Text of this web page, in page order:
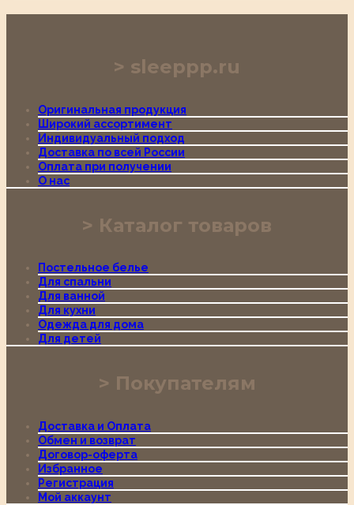
sleeppp.ru
Оригинальная продукция
Широкий ассортимент
Индивидуальный подход
Доставка по всей России
Оплата при получении
О нас
Каталог товаров
Постельное белье
Для спальни
Для ванной
Для кухни
Одежда для дома
Для детей
Покупателям
Доставка и Оплата
Обмен и возврат
Договор-оферта
Избранное
Регистрация
Мой аккаунт